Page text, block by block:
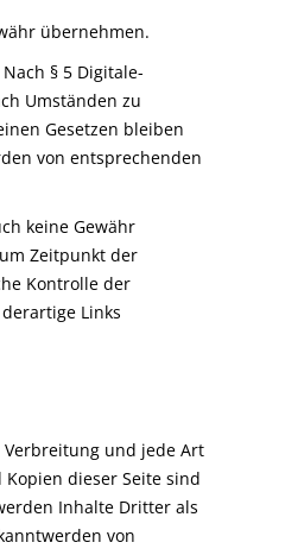
übernehmen.
§ 5 Digitale-
Umständen zu
Gesetzen bleiben
von entsprechenden
keine Gewähr
Zeitpunkt der
Kontrolle der
Links
und jede Art
dieser Seite sind
Inhalte Dritter als
von